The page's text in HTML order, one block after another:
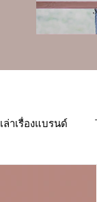
เล่าเรื่องแบรนด์